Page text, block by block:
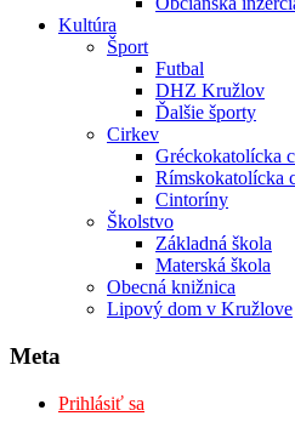
Kultúra
Šport
Futbal
DHZ Kružlov
Ďalšie športy
Cirkev
Gréckokatolícka
Rímskokatolícka
Cintoríny
Školstvo
Základná škola
Materská škola
Obecná knižnica
Lipový dom v Kružlove
Meta
Prihlásiť sa